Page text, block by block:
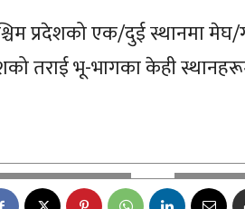
प्रदेशको एक/दुई स्थानमा मेघ/
तराई भू-भागका केही